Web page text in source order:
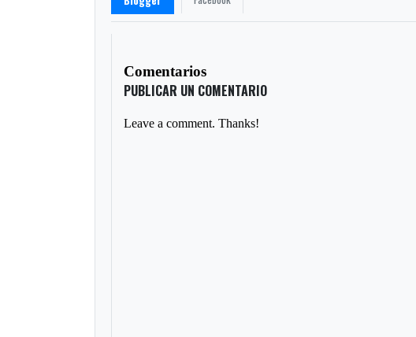
Comentarios
PUBLICAR UN COMENTARIO
Leave a comment. Thanks!